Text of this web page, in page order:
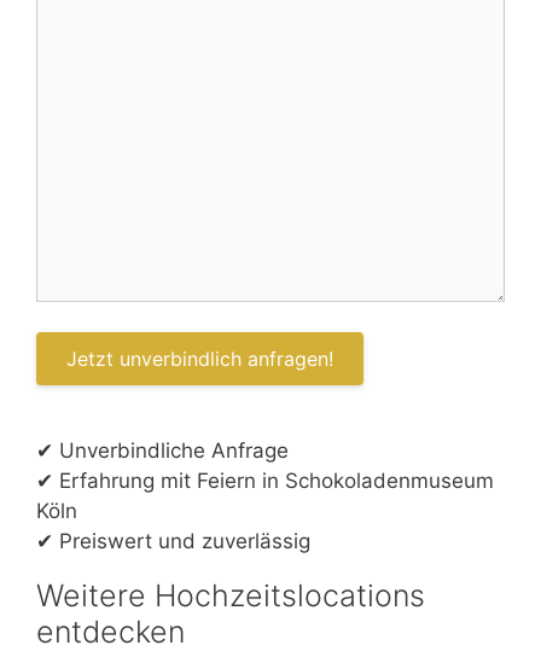
✔ Unverbindliche Anfrage
✔ Erfahrung mit Feiern in Schokoladenmuseum
Köln
✔ Preiswert und zuverlässig
Weitere Hochzeitslocations
entdecken